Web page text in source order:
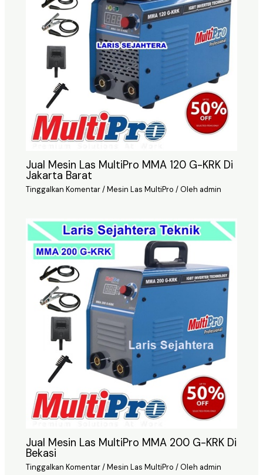
Jual Mesin Las MultiPro MMA 120 G-KRK Di
Jakarta Barat
Tinggalkan Komentar/Mesin Las MultiPro / Oleh admin
Jual Mesin Las MultiPro MMA 200 G-KRK Di
Bekasi
Tinggalkan Komentar/Mesin Las MultiPro / Oleh admin